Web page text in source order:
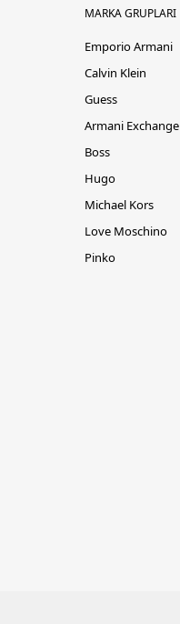
MARKA GRUPLARI
Emporio Armani
Calvin Klein
Guess
Armani Exchange
Boss
Hugo
Michael Kors
Love Moschino
Pinko